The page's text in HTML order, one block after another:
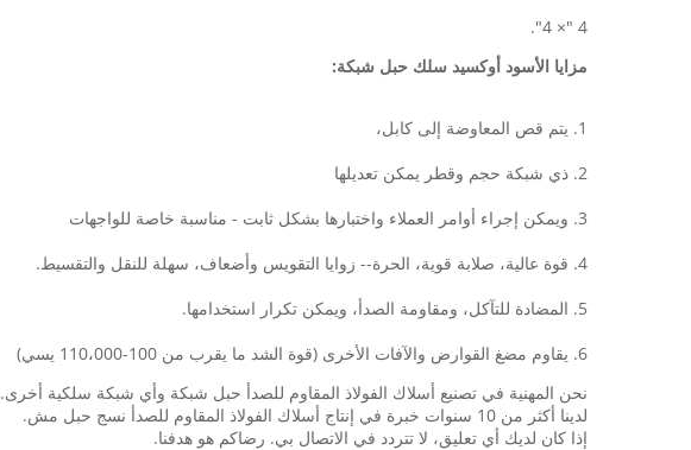
4 "× 4".
مزايا الأسود أوكسيد سلك حبل شبكة:
1. يتم قص المعاوضة إلى كابل،
2. ذي شبكة حجم وقطر يمكن تعديلها
3. ويمكن إجراء أوامر العملاء واختبارها بشكل ثابت - مناسبة خاصة للواجهات
4. قوة عالية، صلابة قوية، الحرة-- زوايا التقويس وأضعاف، سهلة للنقل والتقسيط.
5. المضادة للتآكل، ومقاومة الصدأ، ويمكن تكرار استخدامها.
6. يقاوم مضغ القوارض والآفات الأخرى (قوة الشد ما يقرب من 100-110،000 يسي)
نحن المهنية في تصنيع أسلاك الفولاذ المقاوم للصدأ حبل شبكة وأي شبكة سلكية أخرى.
لدينا أكثر من 10 سنوات خبرة في إنتاج أسلاك الفولاذ المقاوم للصدأ نسج حبل مش.
إذا كان لديك أي تعليق، لا تتردد في الاتصال بي. رضاكم هو هدفنا.